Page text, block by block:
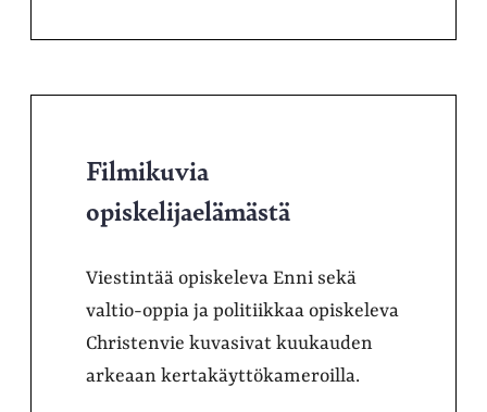
Filmikuvia
opiskelijaelämästä
Viestintää opiskeleva Enni sekä
valtio-oppia ja politiikkaa opiskeleva
Christenvie kuvasivat kuukauden
arkeaan kertakäyttökameroilla.